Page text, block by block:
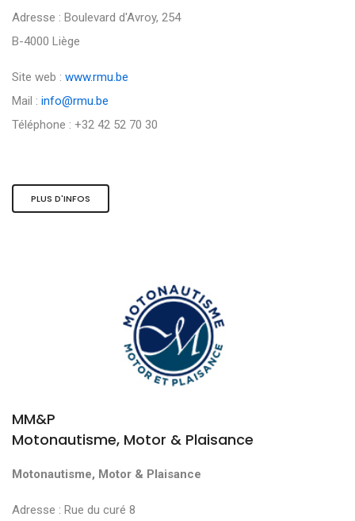
Adresse : Boulevard d'Avroy, 254
B-4000 Liège
Site web : www.rmu.be
Mail : info@rmu.be
Téléphone : +32 42 52 70 30
PLUS D'INFOS
MM&P
Motonautisme, Motor & Plaisance
Motonautisme, Motor & Plaisance
Adresse : Rue du curé 8